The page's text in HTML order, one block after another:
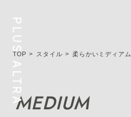
PLUS ALTRA
TOP スタイル 柔らかいミディアム
MEDIUM